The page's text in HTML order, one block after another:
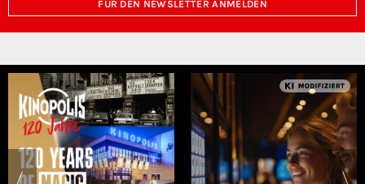
FÜR DEN NEWSLETTER ANMELDEN